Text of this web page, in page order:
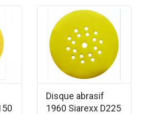
Disque abrasif
1960 Siarexx D225